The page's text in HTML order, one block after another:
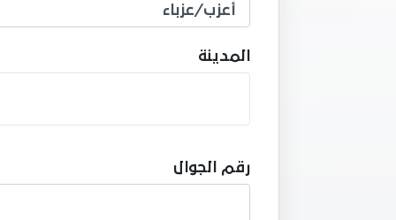
المدينة
رقم الجوال